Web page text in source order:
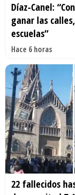
Díaz-Canel:
ganar las
escuelas”
Hace 6 horas
22 fallecidos